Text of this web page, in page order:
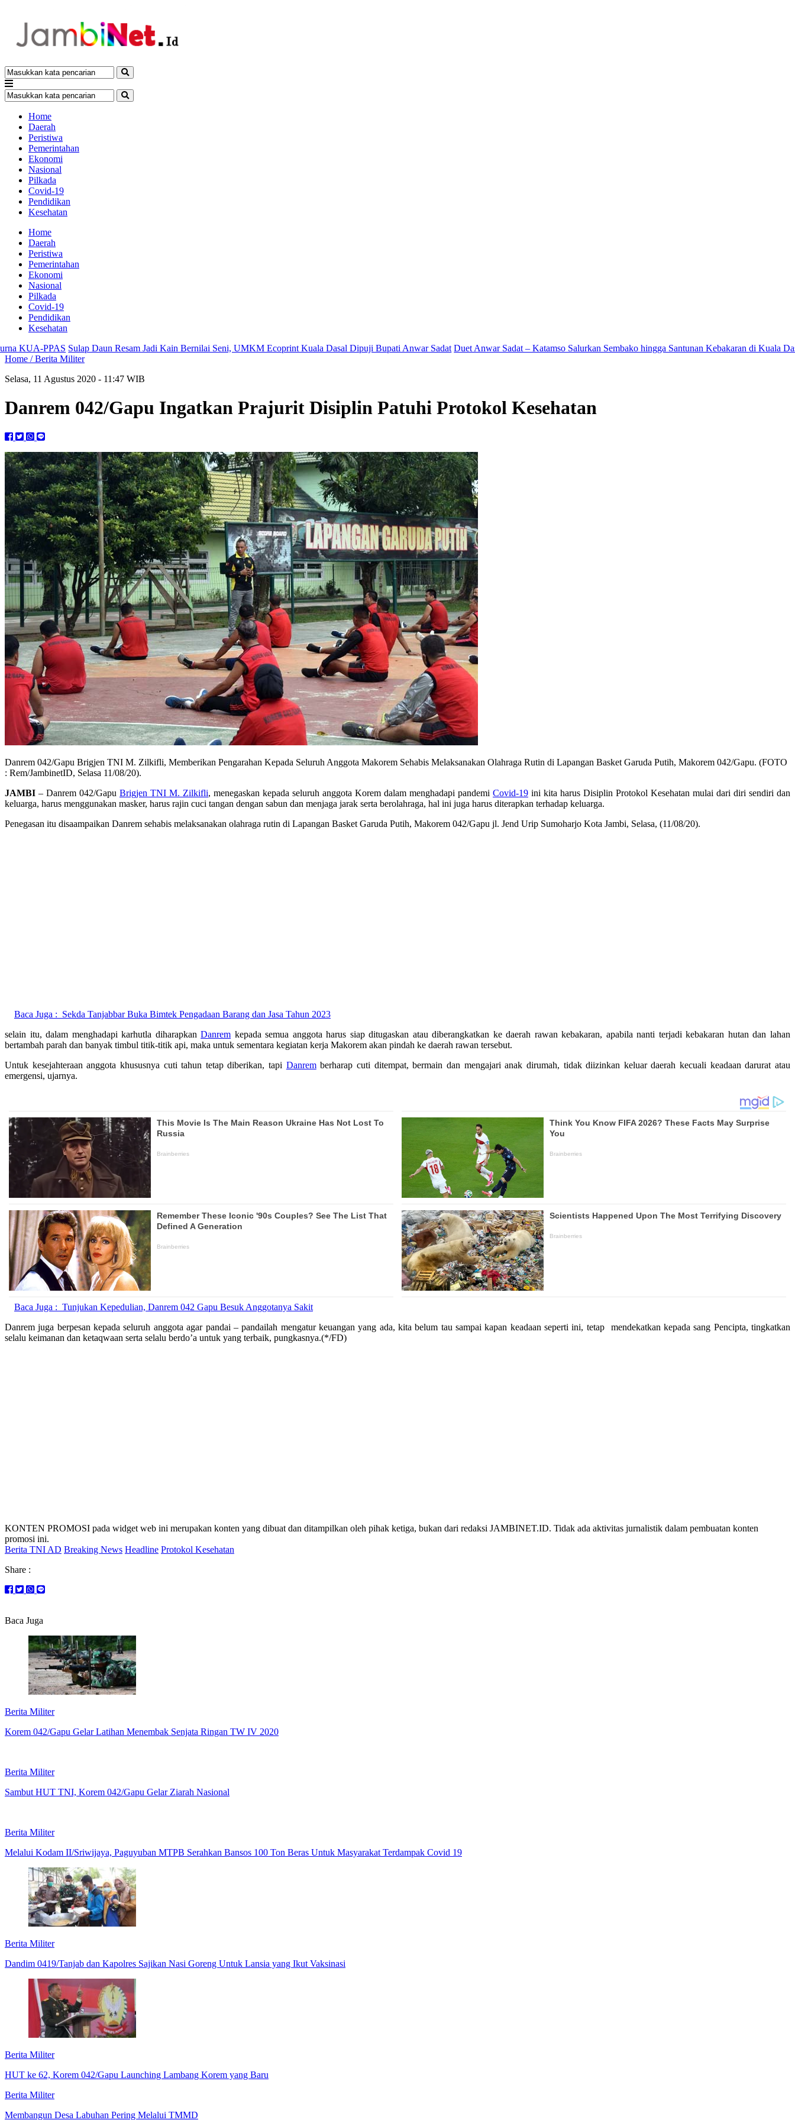
Home
Daerah
Peristiwa
Pemerintahan
Ekonomi
Nasional
Pilkada
Covid-19
Pendidikan
Kesehatan
Home
Daerah
Peristiwa
Pemerintahan
Ekonomi
Nasional
Pilkada
Covid-19
Pendidikan
Kesehatan
Sulap Daun Resam Jadi Kain Bernilai Seni, UMKM Ecoprint Kuala Dasal Dipuji Bupati Anwar Sadat Duet Anwar Sadat – Katamso Salurkan Sembako hingga Santunan Kebakaran di Kuala Dasal Tak
Home /Berita Militer
Selasa, 11 Agustus 2020 - 11:47 WIB
Danrem 042/Gapu Ingatkan Prajurit Disiplin Patuhi Protokol Kesehatan
Danrem 042/Gapu Brigjen TNI M. Zilkifli, Memberikan Pengarahan Kepada Seluruh Anggota Makorem Sehabis Melaksanakan Olahraga Rutin di Lapangan Basket Garuda Putih, Makorem 042/Gapu. (FOTO
: Rem/JambinetID, Selasa 11/08/20).
JAMBI – Danrem 042/Gapu Brigjen TNI M. Zilkifli, menegaskan kepada seluruh anggota Korem dalam menghadapi pandemi Covid-19 ini kita harus Disiplin Protokol Kesehatan mulai dari diri sendiri dan
keluarga, harus menggunakan masker, harus rajin cuci tangan dengan sabun dan menjaga jarak serta berolahraga, hal ini juga harus diterapkan terhadap keluarga.
Penegasan itu disaampaikan Danrem sehabis melaksanakan olahraga rutin di Lapangan Basket Garuda Putih, Makorem 042/Gapu jl. Jend Urip Sumoharjo Kota Jambi, Selasa, (11/08/20).
Baca Juga : Sekda Tanjabbar Buka Bimtek Pengadaan Barang dan Jasa Tahun 2023
selain itu, dalam menghadapi karhutla diharapkanDanrem kepada semua anggota harus siap ditugaskan atau diberangkatkan ke daerah rawan kebakaran, apabila nanti terjadi kebakaran hutan dan lahan
bertambah parah dan banyak timbul titik-titik api, maka untuk sementara kegiatan kerja Makorem akan pindah ke daerah rawan tersebut.
Untuk kesejahteraan anggota khususnya cuti tahun tetap diberikan, tapi Danremberharap cuti ditempat, bermain dan mengajari anak dirumah, tidak diizinkan keluar daerah kecuali keadaan darurat atau
emergensi, ujarnya.
Baca Juga : Tunjukan Kepedulian, Danrem 042 Gapu Besuk Anggotanya Sakit
Danrem juga berpesan kepada seluruh anggota agar pandai – pandailah mengatur keuangan yang ada, kita belum tau sampai kapan keadaan seperti ini, tetap mendekatkan kepada sang Pencipta, tingkatkan
selalu keimanan dan ketaqwaan serta selalu berdo’a untuk yang terbaik, pungkasnya.(*/FD)
KONTEN PROMOSI pada widget web ini merupakan konten yang dibuat dan ditampilkan oleh pihak ketiga, bukan dari redaksi JAMBINET.ID. Tidak ada aktivitas jurnalistik dalam pembuatan konten
promosi ini.
Berita TNI AD Breaking News Headline Protokol Kesehatan
Share :
Baca Juga
Berita Militer
Korem 042/Gapu Gelar Latihan Menembak Senjata Ringan TW IV 2020
Berita Militer
Sambut HUT TNI, Korem 042/Gapu Gelar Ziarah Nasional
Berita Militer
Melalui Kodam II/Sriwijaya, Paguyuban MTPB Serahkan Bansos 100 Ton Beras Untuk Masyarakat Terdampak Covid 19
Berita Militer
Dandim 0419/Tanjab dan Kapolres Sajikan Nasi Goreng Untuk Lansia yang Ikut Vaksinasi
Berita Militer
HUT ke 62, Korem 042/Gapu Launching Lambang Korem yang Baru
Berita Militer
Membangun Desa Labuhan Pering Melalui TMMD